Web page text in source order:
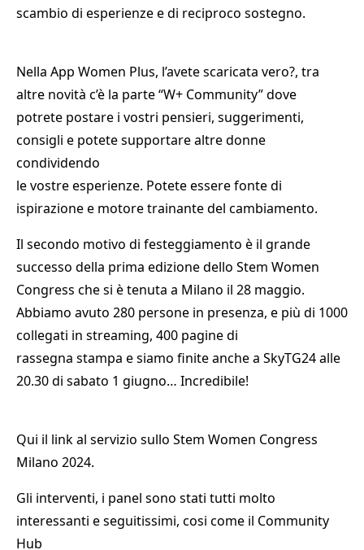
scambio di esperienze e di reciproco sostegno.
Nella App Women Plus, l’avete scaricata vero?, tra
altre novità c’è la parte “W+ Community” dove
potrete postare i vostri pensieri, suggerimenti,
consigli e potete supportare altre donne
condividendo
le vostre esperienze. Potete essere fonte di
ispirazione e motore trainante del cambiamento.
Il secondo motivo di festeggiamento è il grande
successo della prima edizione dello Stem Women
Congress che si è tenuta a Milano il 28 maggio.
Abbiamo avuto 280 persone in presenza, e più di 1000
collegati in streaming, 400 pagine di
rassegna stampa e siamo finite anche a SkyTG24 alle
20.30 di sabato 1 giugno… Incredibile!
Qui il link al servizio sullo Stem Women Congress
Milano 2024.
Gli interventi, i panel sono stati tutti molto
interessanti e seguitissimi, cosi come il Community
Hub